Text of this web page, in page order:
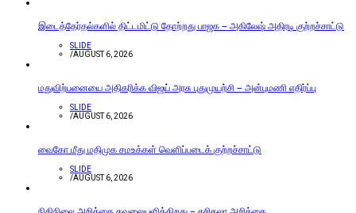
இடைத்தேர்தல்களில் திட்டமிட்டு தோற்றது பாஜக – அகிலேஷ் அதிரடி குற்றச்சாட்டு
SLIDE
/AUGUST 6, 2026
மதுவிற்பனையை அதிகரிக்க விஜய் அரசு புதுமுயற்சி – அன்புமணி எதிர்ப்பு
SLIDE
/AUGUST 6, 2026
வைகோ மீது மதிமுக சமஉக்கள் வெளிப்படைக் குற்றச்சாட்டு
SLIDE
/AUGUST 6, 2026